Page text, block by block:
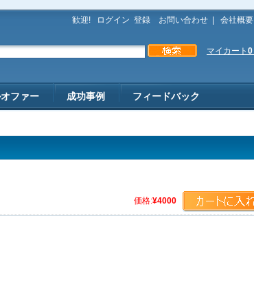
歓迎! ログイン 登録 お問い合わせ 会社概要
マイカート 0
ファー 成功事例 フィードバック
価格:¥4000